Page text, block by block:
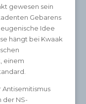
gewesen sein
Gebarens
Idee
hängt bei Kwaak
einem
der NS-